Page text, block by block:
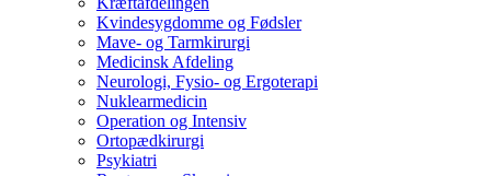
Kvindesygdomme og Fødsler
Mave- og Tarmkirurgi
Medicinsk Afdeling
Neurologi, Fysio- og Ergoterapi
Nuklearmedicin
Operation og Intensiv
Ortopædkirurgi
Psykiatri